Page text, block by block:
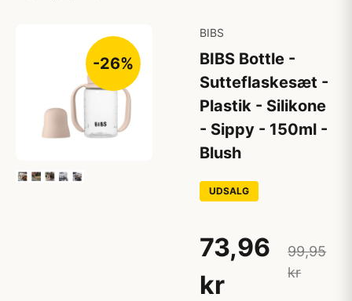
-26%
BIBS
BIBS Bottle -
Sutteflaskesæt -
Plastik - Silikone
- Sippy - 150ml -
Blush
UDSALG
73,96
kr
99,95
kr